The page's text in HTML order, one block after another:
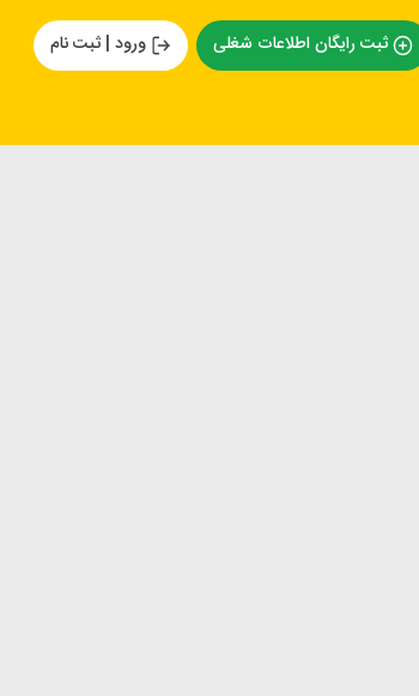
ثبت رایگان اطلاعات شغلی ورود | ثبت نام